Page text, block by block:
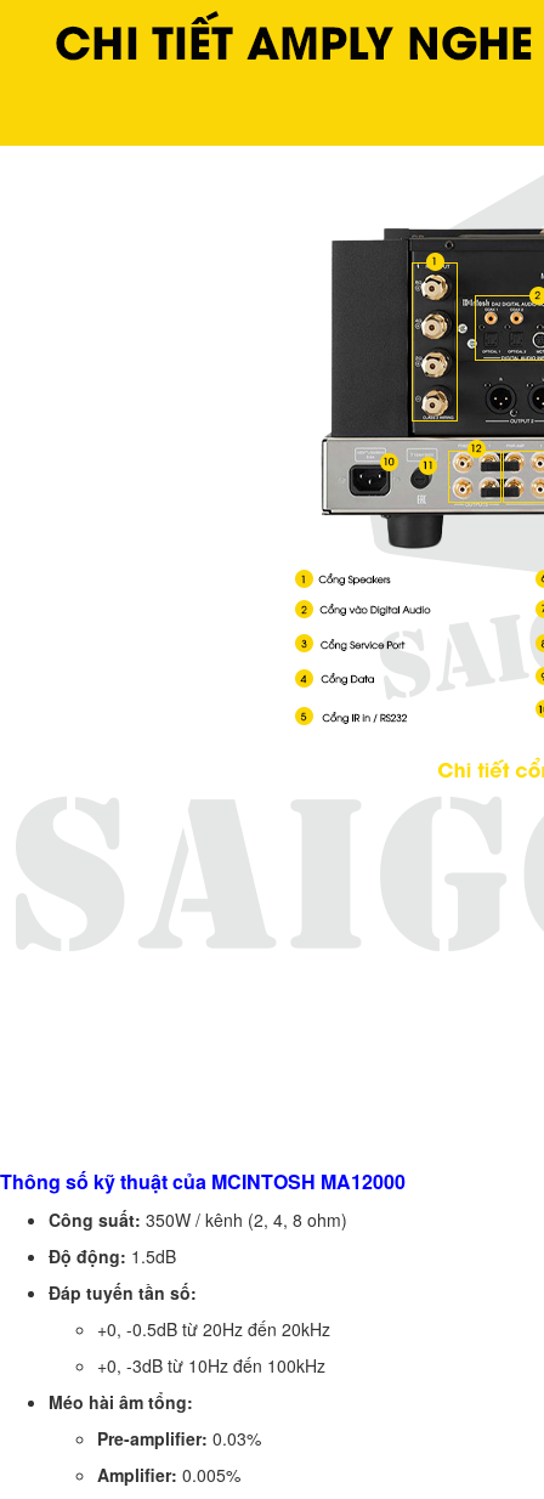
Thông số kỹ thuật của MCINTOSH MA12000
Công suất: 350W / kênh (2, 4, 8 ohm)
Độ động: 1.5dB
Đáp tuyến tần số:
+0, -0.5dB từ 20Hz đến 20kHz
+0, -3dB từ 10Hz đến 100kHz
Méo hài âm tổng:
Pre-amplifier: 0.03%
Amplifier: 0.005%